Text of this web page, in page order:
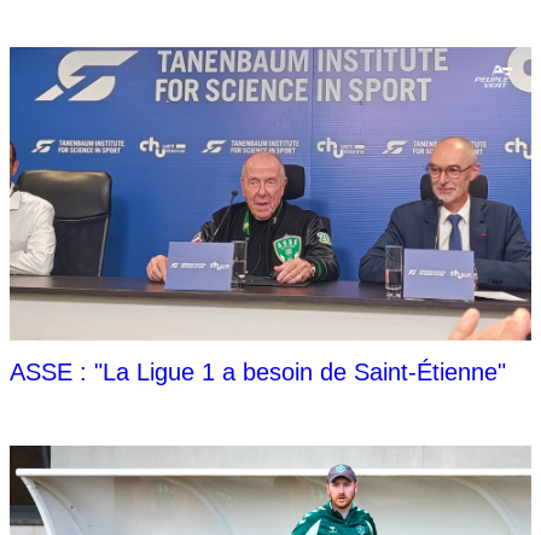
ASSE : "La Ligue 1 a besoin de Saint-Étienne"